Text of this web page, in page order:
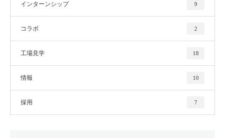
インターンシップ 9
コラボ 2
工場見学 18
情報 10
採用 7